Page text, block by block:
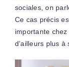
sociales, on
Ce cas précis
importante
d’ailleurs plus à